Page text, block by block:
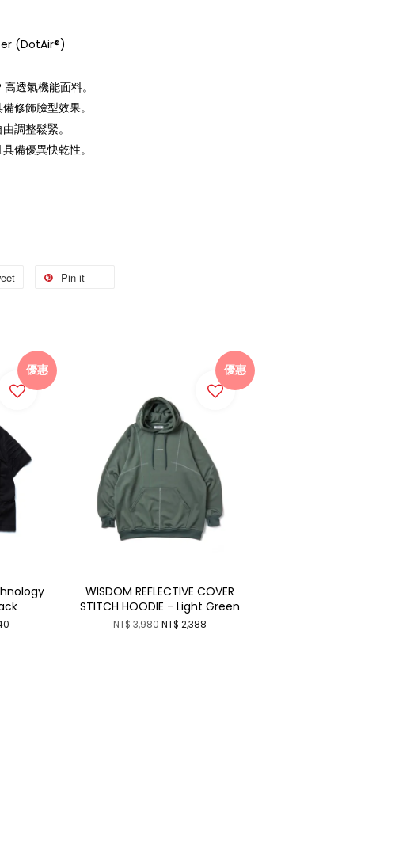
(DotAir®)
透氣機能面料。
修飾臉型效果。
調整鬆緊。
備優異快乾性。
Pin it
優惠 優惠
WISDOM REFLECTIVE COVER
STITCH HOODIE - Light Green
NT$ 3,980NT$ 2,388